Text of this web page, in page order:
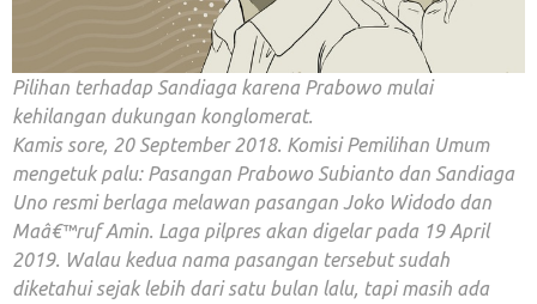
Pilihan terhadap Sandiaga karena Prabowo mulai
kehilangan dukungan konglomerat.
Kamis sore, 20 September 2018. Komisi Pemilihan Umum
mengetuk palu: Pasangan Prabowo Subianto dan Sandiaga
Uno resmi berlaga melawan pasangan Joko Widodo dan
Maâ€™ruf Amin. Laga pilpres akan digelar pada 19 April
2019. Walau kedua nama pasangan tersebut sudah
diketahui sejak lebih dari satu bulan lalu, tapi masih ada